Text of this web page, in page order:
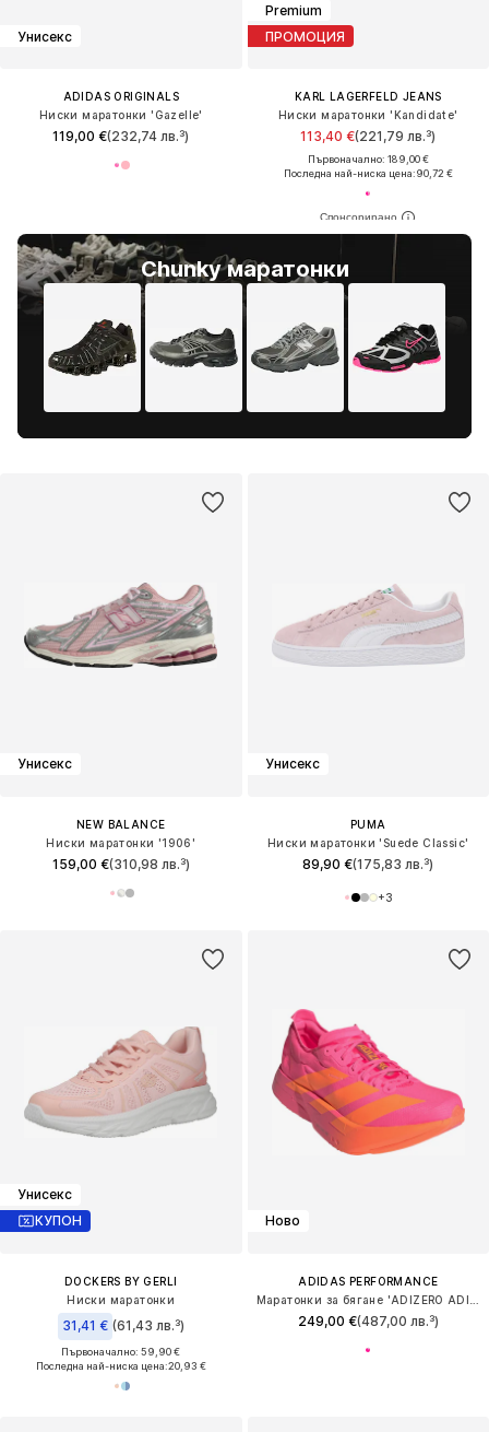
Унисекс
ADIDAS ORIGINALS
Ниски маратонки 'Gazelle'
119,00 €(232,74 лв.³)
Chunky маратонки
Premium
ПРОМОЦИЯ
KARL LAGERFELD JEANS
Ниски маратонки 'Kandidate'
113,40 €(221,79 лв.³)
Първоначално: 189,00 €
Последна най-ниска цена:90,72 €
Унисекс
NEW BALANCE
Ниски маратонки '1906'
159,00 €(310,98 лв.³)
Унисекс
PUMA
Ниски маратонки 'Suede Classic'
89,90 €(175,83 лв.³)
+3
Унисекс
КУПОН
DOCKERS BY GERLI
Ниски маратонки
31,41 € (61,43 лв.³)
Първоначално: 59,90 €
Последна най-ниска цена:20,93 €
Ново
ADIDAS PERFORMANCE
249,00 €(487,00 лв.³)